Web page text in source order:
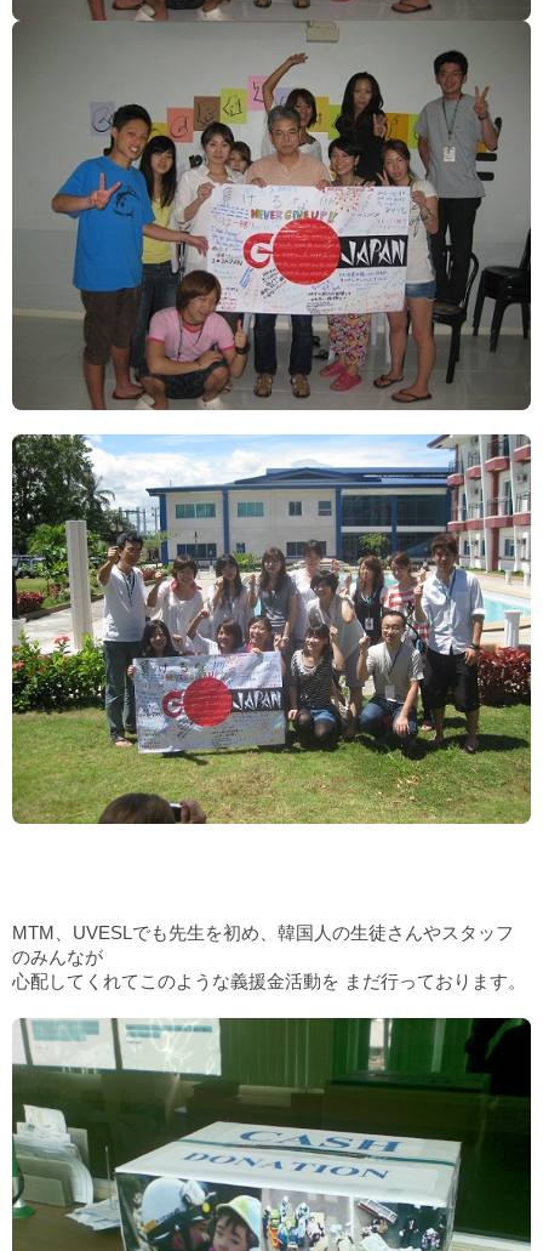
MTM、UVESLでも先生を初め、韓国人の生徒さんやスタッフ
のみんなが
心配してくれてこのような義援金活動を まだ行っております。